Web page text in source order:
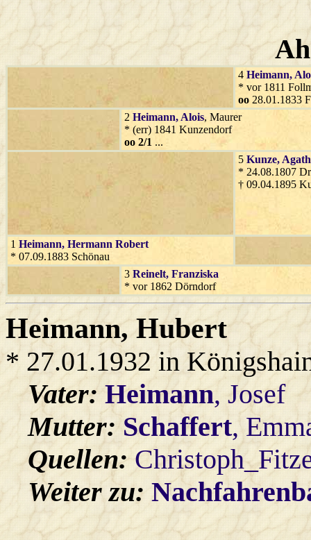
4 Heimann,
* vor 1811
oo 28.01.1833
2 Heimann, Alois, Maurer
* (err) 1841 Kunzendorf
oo 2/1 ...
5 Kunze,
* 24.08.1807
† 09.04.1895
1 Heimann, Hermann Robert
* 07.09.1883 Schönau
3 Reinelt, Franziska
* vor 1862 Dörndorf
Heimann, Hubert
* 27.01.1932 in
Vater:Heimann, Josef
Mutter:Schaffert,
Quellen:
Weiter zu: